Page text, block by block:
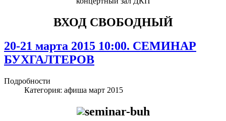
ВХОД СВОБОДНЫЙ
20-21 марта 2015 10:00. СЕМИНАР
БУХГАЛТЕРОВ
Подробности
Категория: афиша март 2015